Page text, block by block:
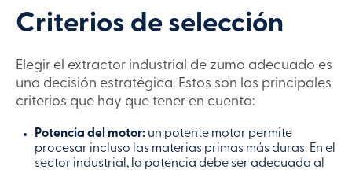
Criterios de selección
Elegir el extractor industrial de zumo adecuado es
una decisión estratégica. Estos son los principales
criterios que hay que tener en cuenta:
Potencia del motor: un potente motor permite
procesar incluso las materias primas más duras. En el
sector industrial, la potencia debe ser adecuada al